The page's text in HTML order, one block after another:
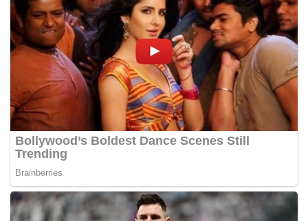
“Saya penyandang, (saya) tidak bertanding menentang
sesiapa. Sekarang saya masih menumpukan kepada
gerak kerja Pilihan Raya Kecil Dewan Undangan Negeri
Sungai Kandis dan juga perbahasan dalam Parlimen
kerana ia tanggungjawab saya sebagai anggota jemaah
menteri dan Timbalan Presiden parti,” katanya. –
BERNAMA
Tags: Azmin Ali